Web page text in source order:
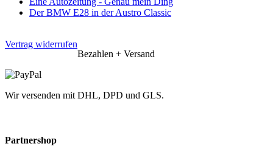
Der BMW E28 in der Austro Classic
Vertrag widerrufen
Bezahlen + Versand
Wir versenden mit DHL, DPD und GLS.
Partnershop